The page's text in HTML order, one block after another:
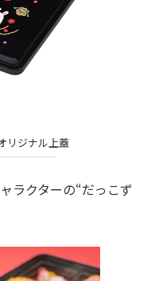
リジナル上蓋
ラクターの“だっこず